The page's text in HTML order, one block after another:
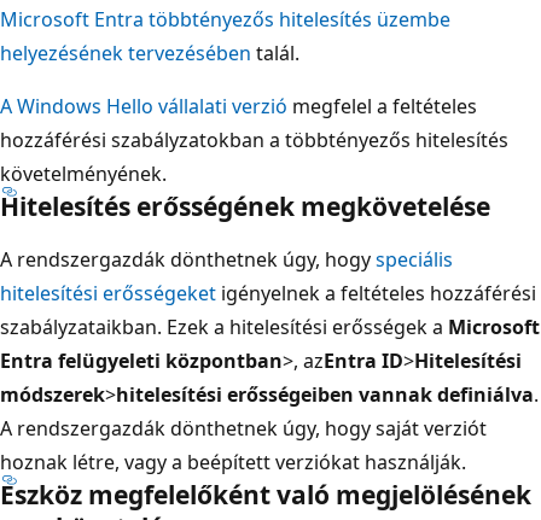
Microsoft Entra többtényezős hitelesítés üzembe
helyezésének tervezésében talál.
A Windows Hello vállalati verzió megfelel a feltételes
hozzáférési szabályzatokban a többtényezős hitelesítés
követelményének.
Hitelesítés erősségének megkövetelése
A rendszergazdák dönthetnek úgy, hogyspeciális
hitelesítési erősségeket igényelnek a feltételes hozzáférési
szabályzataikban. Ezek a hitelesítési erősségek a Microsoft
Entra felügyeleti központban>, azEntra ID>Hitelesítési
módszerek>hitelesítési erősségeiben vannak definiálva.
A rendszergazdák dönthetnek úgy, hogy saját verziót
hoznak létre, vagy a beépített verziókat használják.
Eszköz megfelelőként való megjelölésének